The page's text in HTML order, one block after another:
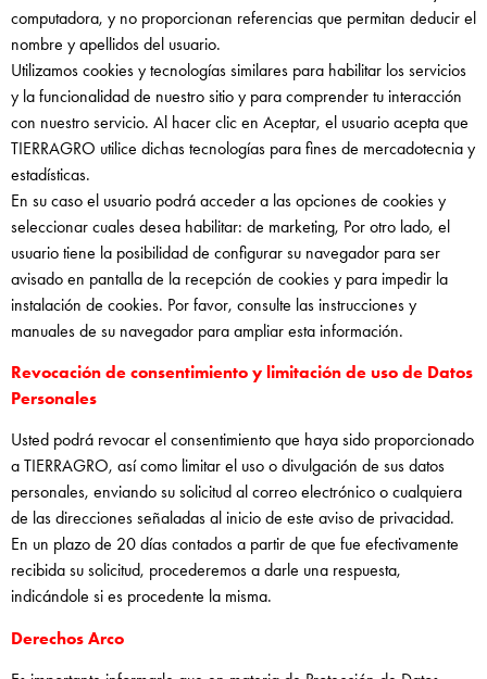
computadora, y no proporcionan referencias que permitan deducir el
nombre y apellidos del usuario.
Utilizamos cookies y tecnologías similares para habilitar los servicios
y la funcionalidad de nuestro sitio y para comprender tu interacción
con nuestro servicio. Al hacer clic en Aceptar, el usuario acepta que
TIERRAGRO utilice dichas tecnologías para fines de mercadotecnia y
estadísticas.
En su caso el usuario podrá acceder a las opciones de cookies y
seleccionar cuales desea habilitar: de marketing, Por otro lado, el
usuario tiene la posibilidad de configurar su navegador para ser
avisado en pantalla de la recepción de cookies y para impedir la
instalación de cookies. Por favor, consulte las instrucciones y
manuales de su navegador para ampliar esta información.
Revocación de consentimiento y limitación de uso de Datos
Personales
Usted podrá revocar el consentimiento que haya sido proporcionado
a TIERRAGRO, así como limitar el uso o divulgación de sus datos
personales, enviando su solicitud al correo electrónico o cualquiera
de las direcciones señaladas al inicio de este aviso de privacidad.
En un plazo de 20 días contados a partir de que fue efectivamente
recibida su solicitud, procederemos a darle una respuesta,
indicándole si es procedente la misma.
Derechos Arco